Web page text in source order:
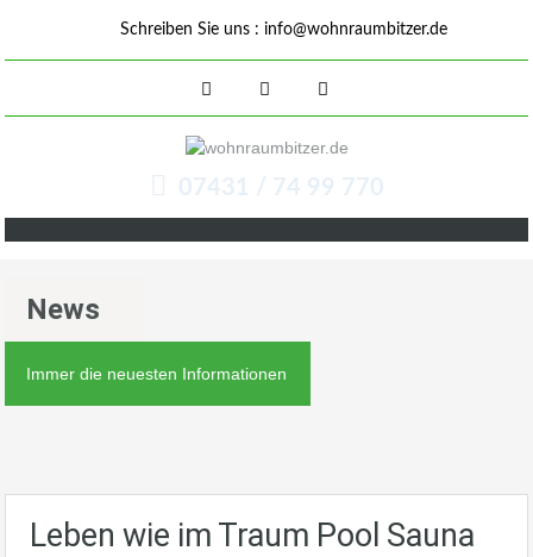
Schreiben Sie uns : info@wohnraumbitzer.de
07431 / 74 99 770
News
Immer die neuesten Informationen
Leben wie im Traum Pool Sauna